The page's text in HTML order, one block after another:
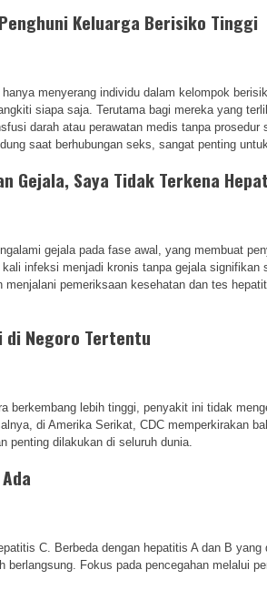
Keluarga Berisiko Tinggi
menyerang individu dalam kelompok
siapa saja. Terutama bagi mereka yang
darah atau perawatan medis tanpa
saat berhubungan seks, sangat penting
Gejala, Saya Tidak Terkena
gejala pada fase awal, yang membuat
infeksi menjadi kronis tanpa gejala signifikan
pemeriksaan kesehatan dan tes
di Negoro Tertentu
berkembang lebih tinggi, penyakit ini tidak
di Amerika Serikat, CDC memperkirakan
penting dilakukan di seluruh dunia.
C. Berbeda dengan hepatitis A dan B
Fokus pada pencegahan melalui